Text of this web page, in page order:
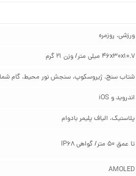
ورزشی، روزمره
46x30x10.7 میلی‌ متر/ وزن 21 گرم
شتاب سنج، ژیروسکوپ، سنجش نور محیط، گام
اندروید و iOS
پلاستیک، الیاف پلیمر بادوام
تا عمق 50 متر/ گواهی IP68
AMOLED